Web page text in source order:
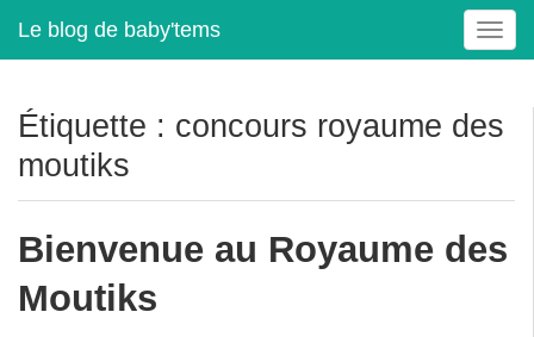
Le blog de baby'tems
T
o
l
v
i
Étiquette : concours royaume des
moutiks
Bienvenue au Royaume des
Moutiks